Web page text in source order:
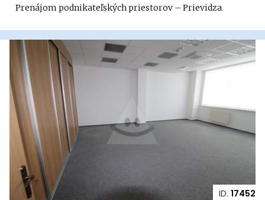
Prenájom podnikateľských priestorov – Prievidza
ID: 17452